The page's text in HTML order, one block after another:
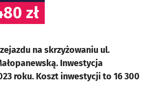
zł
na skrzyżowaniu ul.
Inwestycja
roku. Koszt inwestycji to 16 300